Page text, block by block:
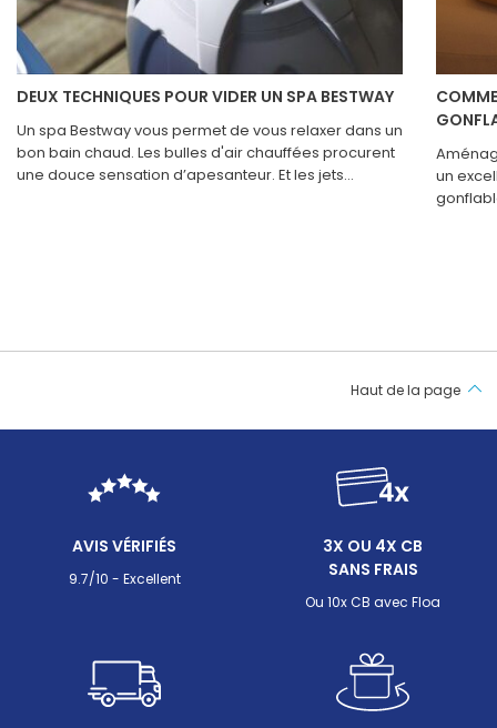
DEUX TECHNIQUES POUR VIDER UN SPA BESTWAY
Un spa Bestway vous permet de vous relaxer dans un
bon bain chaud. Les bulles d'air chauffées procurent
une douce sensation d’apesanteur. Et les jets
Bestway que rarement, pensez à le vider tous les
un
Haut de la page
AVIS VÉRIFIÉS
9.7/10 - Excellent
3X OU 4X CB
SANS FRAIS
Ou 10x CB avec Floa